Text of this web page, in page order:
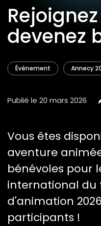
devenez
Événement Annecy
Publié le 20 mars 2026
Vous êtes
aventure
bénévoles pour
international du
d'animation
participants !